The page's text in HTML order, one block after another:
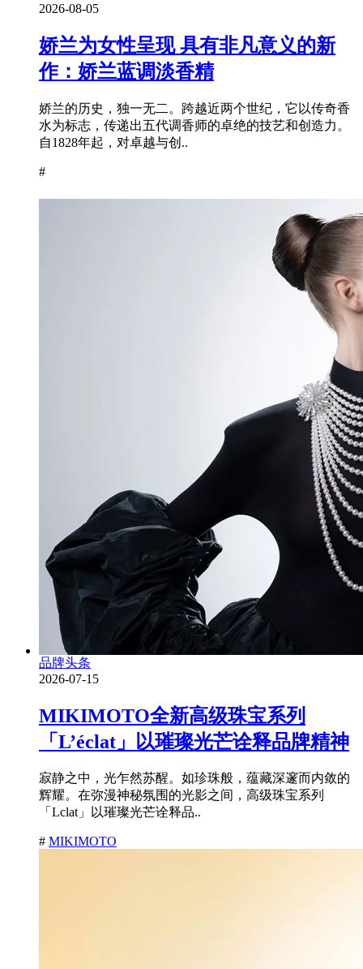
2026-08-05
娇兰为女性呈现 具有非凡意义的新
作：娇兰蓝调淡香精
娇兰的历史，独一无二。跨越近两个世纪，它以传奇香
水为标志，传递出五代调香师的卓绝的技艺和创造力。
自1828年起，对卓越与创..
#
品牌头条
2026-07-15
MIKIMOTO全新高级珠宝系列
「L’éclat」以璀璨光芒诠释品牌精神
寂静之中，光乍然苏醒。如珍珠般，蕴藏深邃而内敛的
辉耀。在弥漫神秘氛围的光影之间，高级珠宝系列
「Lclat」以璀璨光芒诠释品..
# MIKIMOTO